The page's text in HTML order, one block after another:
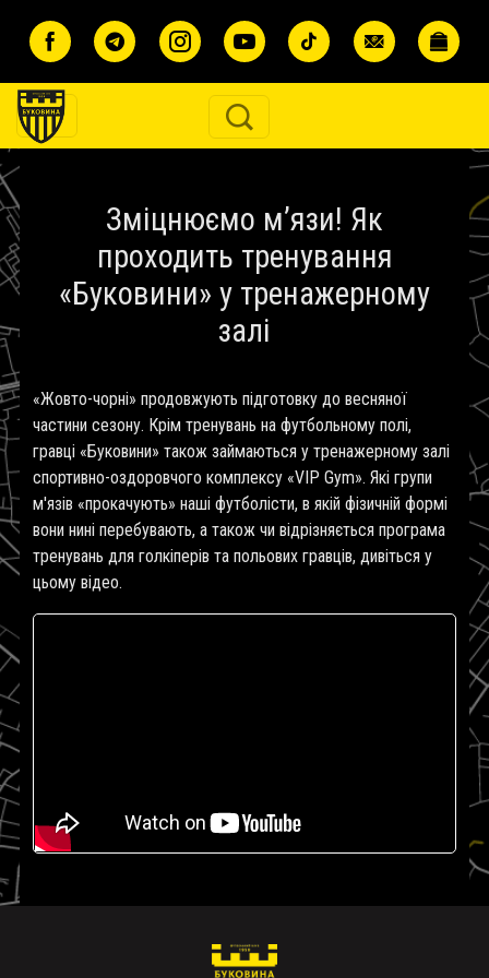
Зміцнюємо м’язи! Як
проходить тренування
«Буковини» у тренажерному
залі
«Жовто-чорні» продовжують підготовку до весняної
частини сезону. Крім тренувань на футбольному полі,
гравці «Буковини» також займаються у тренажерному залі
спортивно-оздоровчого комплексу «VIP Gym». Які групи
м'язів «прокачують» наші футболісти, в якій фізичній формі
вони нині перебувають, а також чи відрізняється програма
тренувань для голкіперів та польових гравців, дивіться у
цьому відео.